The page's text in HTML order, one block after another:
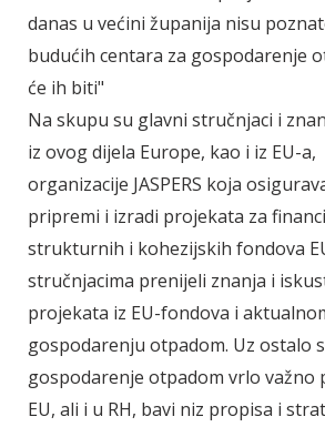
danas u većini županija nisu
budućih centara za gospodarenje
će ih biti"
Na skupu su glavni stručnjaci i
iz ovog dijela Europe, kao i iz EU-a,
organizacije JASPERS koja
pripremi i izradi projekata za
strukturnih i kohezijskih fondova
stručnjacima prenijeli znanja i
projekata iz EU-fondova i
gospodarenju otpadom. Uz ostalo
gospodarenje otpadom vrlo važno
EU, ali i u RH, bavi niz propisa i